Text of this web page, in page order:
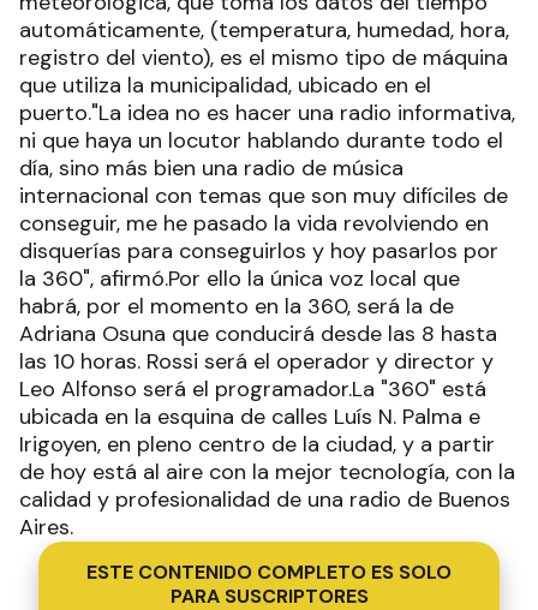
automáticamente, (temperatura, humedad, hora,
registro del viento), es el mismo tipo de máquina
que utiliza la municipalidad, ubicado en el
puerto."La idea no es hacer una radio informativa,
ni que haya un locutor hablando durante todo el
día, sino más bien una radio de música
internacional con temas que son muy difíciles de
conseguir, me he pasado la vida revolviendo en
disquerías para conseguirlos y hoy pasarlos por
la 360", afirmó.Por ello la única voz local que
habrá, por el momento en la 360, será la de
Adriana Osuna que conducirá desde las 8 hasta
las 10 horas. Rossi será el operador y director y
Leo Alfonso será el programador.La "360" está
ubicada en la esquina de calles Luís N. Palma e
Irigoyen, en pleno centro de la ciudad, y a partir
de hoy está al aire con la mejor tecnología, con la
calidad y profesionalidad de una radio de Buenos
Aires.
ESTE CONTENIDO COMPLETO ES SOLO
PARA SUSCRIPTORES